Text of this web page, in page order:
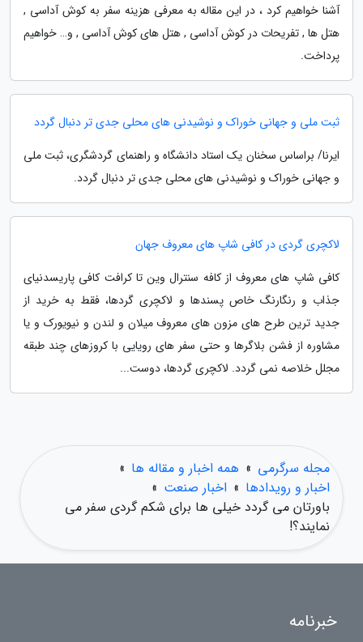
آشنا خواهیم کرد ، در این مقاله به معرفی هزینه سفر به کوش آداسی ,
هتل ها , تفریحات در کوش آداسی , هتل های کوش آداسی , و… خواهیم
پرداخت.
ثبت ملی و جهانی خوراک و نوشیدنی های محلی جدی تر دنبال گردد
ایرنا/ براساس سخنان یک استاد دانشگاه و راهنمای گردشگری، ثبت ملی
و جهانی خوراک و نوشیدنی های محلی جدی تر دنبال گردد.
لاکچری گردی در کافی شاپ های معروف جهان
کافی شاپ های معروف از کافه سنترال وین تا کرافت کافی پاریسدنیای
جذاب و رنگارنگ خاص پسندها و لاکچری گردها، فقط به خرید از
جدید ترین طرح های مزون های معروف میلان و لندن و نیویورک و یا
مشاوره از فشن بلاگرها و حتی سفر های رویایی با کروزهای چند طبقه
مجلل خلاصه نمی گردد. لاکچری گردها، دوست...
مجله سرگرمی » همه اخبار و مقاله ها »
اخبار و رویدادها » اخبار صنعت »
باورتان می گردد خیلی ها برای شکم گردی سفر می
نمایند؟!
خبرنامه